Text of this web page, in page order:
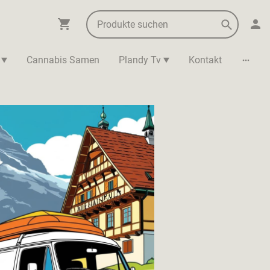
Cannabis Samen Plandy Tv Kontakt